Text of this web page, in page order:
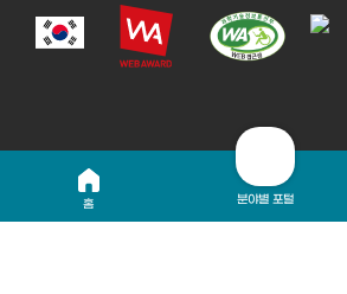
홈 분야별 포털